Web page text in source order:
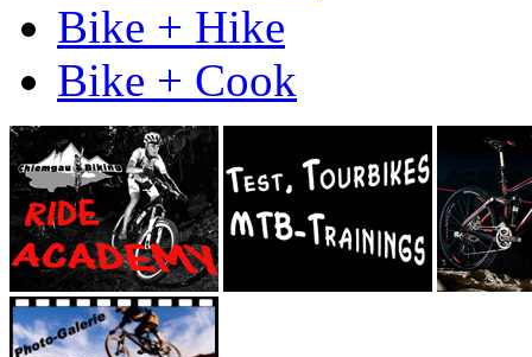
Bike + Hike
Bike + Cook